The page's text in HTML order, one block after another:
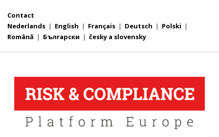
Contact
Nederlands | English | Français | Deutsch | Polski |
Română | Български | česky a slovensky